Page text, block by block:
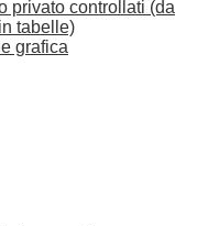
privato controllati (da
tabelle)
grafica